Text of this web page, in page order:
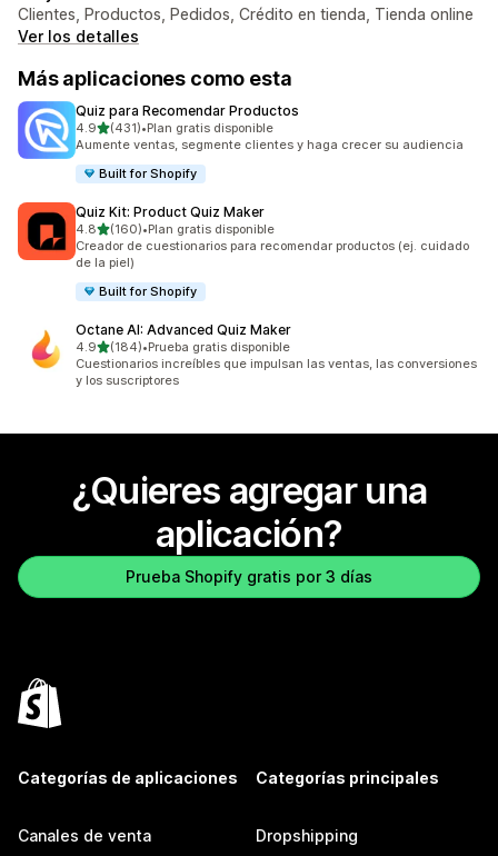
Clientes, Productos, Pedidos, Crédito en tienda, Tienda online
Ver los detalles
Más aplicaciones como esta
Quiz para Recomendar Productos
4.9de 5 estrellas
(431)
431 reseñas en total
•Plan gratis disponible
Aumente ventas, segmente clientes y haga crecer su audiencia
Built for Shopify
Quiz Kit: Product Quiz Maker
4.8de 5 estrellas
(160)
160 reseñas en total
•Plan gratis disponible
Creador de cuestionarios para recomendar productos (ej. cuidado
de la piel)
Built for Shopify
Octane AI: Advanced Quiz Maker
4.9de 5 estrellas
(184)
184 reseñas en total
•Prueba gratis disponible
Cuestionarios increíbles que impulsan las ventas, las conversiones
y los suscriptores
¿Quieres agregar una
aplicación?
Prueba Shopify gratis por 3 días
Categorías de aplicaciones
Canales de venta
Categorías principales
Dropshipping